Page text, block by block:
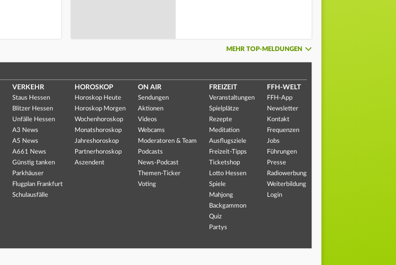
MEHR TOP-MELDUNGEN
VERKEHR
Staus Hessen
Blitzer Hessen
Unfälle Hessen
A3 News
A5 News
A661 News
Günstig tanken
Parkhäuser
Flugplan Frankfurt
Schulausfälle
HOROSKOP
Horoskop Heute
Horoskop Morgen
Wochenhoroskop
Monatshoroskop
Jahreshoroskop
Partnerhoroskop
Aszendent
ON AIR
Sendungen
Aktionen
Videos
Webcams
Moderatoren & Team
Podcasts
News-Podcast
Themen-Ticker
Voting
FREIZEIT
Veranstaltungen
Spielplätze
Rezepte
Meditation
Ausflugsziele
Freizeit-Tipps
Ticketshop
Lotto Hessen
Spiele
Mahjong
Backgammon
Quiz
Partys
FFH-WELT
FFH-App
Newsletter
Kontakt
Frequenzen
Jobs
Führungen
Presse
Radiowerbung
Weiterbildung
Login